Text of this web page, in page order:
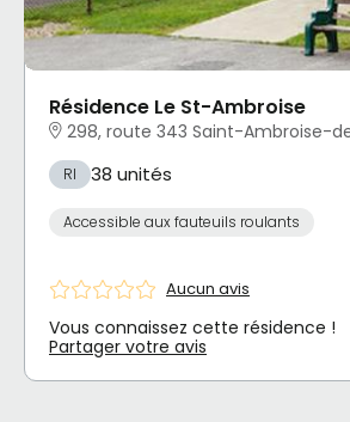
Résidence Le St-Ambroise
298, route 343 Saint-Ambroise-
RI 38 unités
Accessible aux fauteuils roulants
Aucun avis
Vous connaissez cette résidence !
Partager votre avis